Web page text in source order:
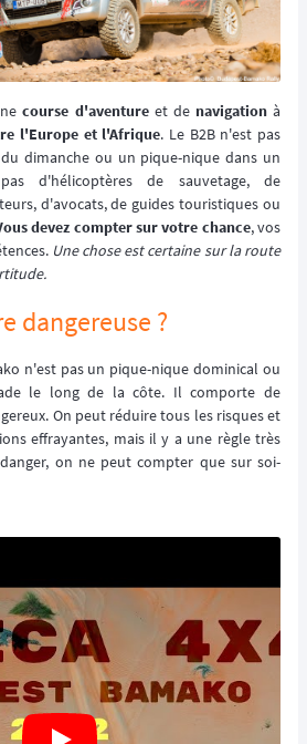
course d'aventureet de navigation à
l'Europe et l'Afrique. Le B2B n'est pas
dimanche ou un pique-nique dans un
d'hélicoptères de sauvetage, de
d'avocats, de guides touristiques ou
devez compter sur votre chance, vos
Une chose est certaine sur la route
dangereuse ?
n'est pas un pique-nique dominical ou
le long de la côte. Il comporte de
On peut réduire tous les risques et
effrayantes, mais il y a une règle très
on ne peut compter que sur soi-